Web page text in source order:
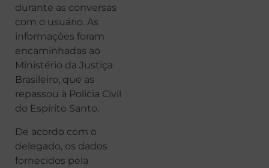
durante as conversas
com o usuário. As
informações foram
encaminhadas ao
Ministério da Justiça
Brasileiro, que as
repassou à Polícia Civil
do Espírito Santo.
De acordo com o
delegado, os dados
fornecidos pela